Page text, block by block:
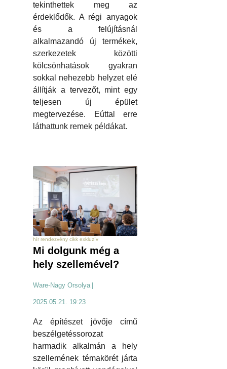
tekinthettek meg az
érdeklődők. A régi anyagok
és a felújításnál
alkalmazandó új termékek,
szerkezetek közötti
kölcsönhatások gyakran
sokkal nehezebb helyzet elé
állítják a tervezőt, mint egy
teljesen új épület
megtervezése. Eúttal erre
láthattunk remek példákat.
hír rendezvény cikk exkluzív
Mi dolgunk még a
hely szellemével?
Ware-Nagy Orsolya
2025.05.21. 19:23
Az építészet jövője című
beszélgetéssorozat
harmadik alkalmán a hely
szellemének témakörét járta